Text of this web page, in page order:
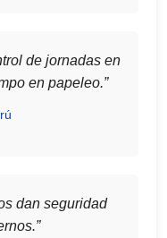
de jornadas en
en papeleo.”
dan seguridad